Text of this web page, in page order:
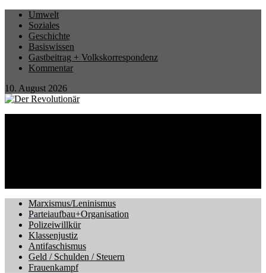
Umwelt
Soziales
Geschichte
Basiswissen
Gastbeitrag + Volkskorrespondenz
Kommentar
10. August 2026
Marxismus/Leninismus
Parteiaufbau+Organisation
Polizeiwillkür
Klassenjustiz
Antifaschismus
Geld / Schulden / Steuern
Frauenkampf